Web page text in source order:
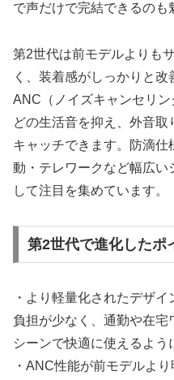
で声だけで完結できるのも
第2世代は前モデルよりも
く、装着感がしっかりと改
ANC（ノイズキャンセリ
どの生活音を抑え、外音
キャッチできます。防滴
動・テレワークなど幅広い
して注目を集めています。
第2世代で進化したポ
・より軽量化されたデザ
負担が少なく、通勤や在
シーンで快適に使えるよう
・ANC性能が前モデルよ